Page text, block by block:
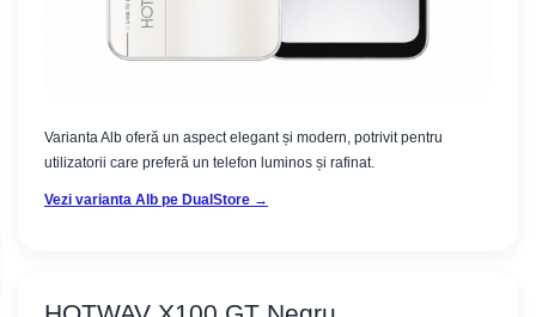
Varianta Alb oferă un aspect elegant și modern, potrivit pentru
utilizatorii care preferă un telefon luminos și rafinat.
Vezi varianta Alb pe DualStore →